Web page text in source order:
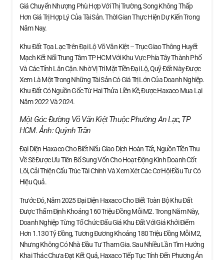
Giá Chuyển Nhượng Phù Hợp Với Thị Trường, Song Không Thấp
Hơn Giá Trị Hợp Lý Của Tài Sản. Thời Gian Thực Hiện Dự Kiến Trong
Năm Nay.
Khu Đất Tọa Lạc Trên Đại Lộ Võ Văn Kiệt – Trục Giao Thông Huyết
Mạch Kết Nối Trung Tâm TP HCM Với Khu Vực Phía Tây Thành Phố
Và Các Tỉnh Lân Cận. Nhờ Vị Trí Mặt Tiền Đại Lộ, Quỹ Đất Này Được
Xem Là Một Trong Những Tài Sản Có Giá Trị Lớn Của Doanh Nghiệp.
Khu Đất Có Nguồn Gốc Từ Hai Thửa Liền Kề, Được Haxaco Mua Lại
Năm 2022 Và 2024.
Một Góc Đường Võ Văn Kiệt Thuộc Phường An Lạc, TP
HCM. Ảnh:Quỳnh Trần
Đại Diện Haxaco Cho Biết Nếu Giao Dịch Hoàn Tất, Nguồn Tiền Thu
Về Sẽ Được Ưu Tiên Bổ Sung Vốn Cho Hoạt Động Kinh Doanh Cốt
Lõi, Cải Thiện Cấu Trúc Tài Chính Và Xem Xét Các Cơ Hội Đầu Tư Có
Hiệu Quả.
Trước Đó, Năm 2025 Đại Diện Haxaco Cho Biết Toàn Bộ Khu Đất
Được Thẩm Định Khoảng 160 Triệu Đồng Mỗi M2. Trong Năm Này,
Doanh Nghiệp Từng Tổ Chức Đấu Giá Khu Đất Với Giá Khởi Điểm
Hơn 1.130 Tỷ Đồng, Tương Đương Khoảng 180 Triệu Đồng Mỗi M2,
Nhưng Không Có Nhà Đầu Tư Tham Gia. Sau Nhiều Lần Tìm Hướng
Khai Thác Chưa Đạt Kết Quả, Haxaco Tiếp Tục Tính Đến Phương Án